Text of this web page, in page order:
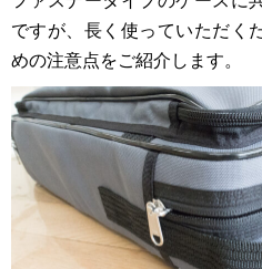
ですが、長く使っていただく
めの注意点をご紹介します。